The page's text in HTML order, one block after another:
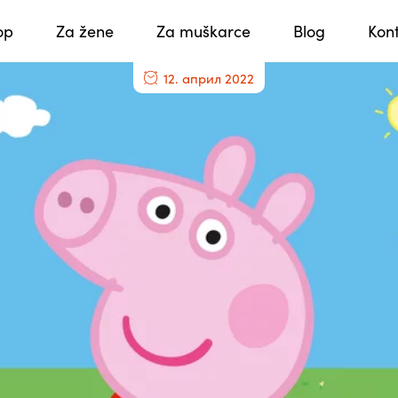
Za žene Za muškarce Blog
12. април 2022